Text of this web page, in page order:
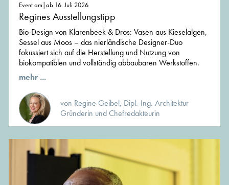
Event am|ab 16. Juli 2026
Regines Ausstellungstipp
Bio-Design von Klarenbeek & Dros: Vasen aus Kieselalgen,
Sessel aus Moos – das nierländische Designer-Duo
fokussiert sich auf die Herstellung und Nutzung von
biokompatiblen und vollständig abbaubaren Werkstoffen.
mehr ...
von Regine Geibel, Dipl.-Ing. Architektur
Gründerin und Chefredakteurin